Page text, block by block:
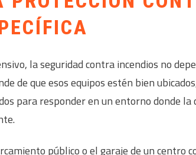
la seguridad contra incendios no
de que esos equipos estén bien
para responder en un entorno donde la
público o el garaje de un centro